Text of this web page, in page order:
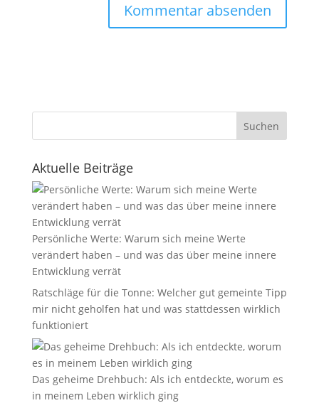
Suchen
Aktuelle Beiträge
Persönliche Werte: Warum sich meine Werte
verändert haben – und was das über meine innere
Entwicklung verrät
Ratschläge für die Tonne: Welcher gut gemeinte Tipp
mir nicht geholfen hat und was stattdessen wirklich
funktioniert
Das geheime Drehbuch: Als ich entdeckte, worum es
in meinem Leben wirklich ging